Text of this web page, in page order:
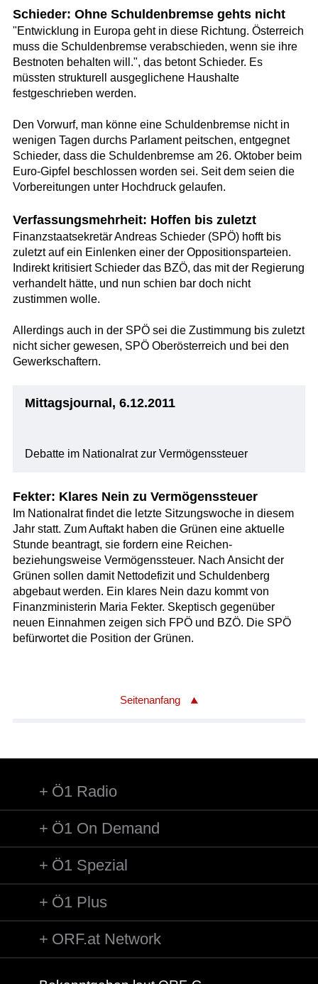
Schieder: Ohne Schuldenbremse gehts nicht
"Entwicklung in Europa geht in diese Richtung. Österreich
muss die Schuldenbremse verabschieden, wenn sie ihre
Bestnoten behalten will.", das betont Schieder. Es
müssten strukturell ausgeglichene Haushalte
festgeschrieben werden.
Den Vorwurf, man könne eine Schuldenbremse nicht in
wenigen Tagen durchs Parlament peitschen, entgegnet
Schieder, dass die Schuldenbremse am 26. Oktober beim
Euro-Gipfel beschlossen worden sei. Seit dem seien die
Vorbereitungen unter Hochdruck gelaufen.
Verfassungsmehrheit: Hoffen bis zuletzt
Finanzstaatsekretär Andreas Schieder (SPÖ) hofft bis
zuletzt auf ein Einlenken einer der Oppositionsparteien.
Indirekt kritisiert Schieder das BZÖ, das mit der Regierung
verhandelt hätte, und nun schien bar doch nicht
zustimmen wolle.
Allerdings auch in der SPÖ sei die Zustimmung bis zuletzt
nicht sicher gewesen, SPÖ Oberösterreich und bei den
Gewerkschaftern.
Mittagsjournal, 6.12.2011
Debatte im Nationalrat zur Vermögenssteuer
Fekter: Klares Nein zu Vermögenssteuer
Im Nationalrat findet die letzte Sitzungswoche in diesem
Jahr statt. Zum Auftakt haben die Grünen eine aktuelle
Stunde beantragt, sie fordern eine Reichen-
beziehungsweise Vermögenssteuer. Nach Ansicht der
Grünen sollen damit Nettodefizit und Schuldenberg
abgebaut werden. Ein klares Nein dazu kommt von
Finanzministerin Maria Fekter. Skeptisch gegenüber
neuen Einnahmen zeigen sich FPÖ und BZÖ. Die SPÖ
befürwortet die Position der Grünen.
Seitenanfang
Ö1 Radio
Ö1 On Demand
Ö1 Spezial
Ö1 Plus
ORF.at Network